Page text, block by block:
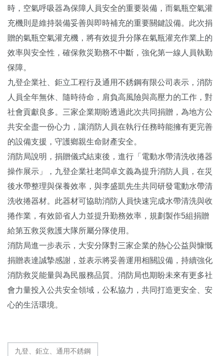
時，空氣呼吸器為保障人員安全的重要裝備，而氣瓶空氣灌
充機則是維持裝備妥善與即時補充的重要關鍵設備。此次捐
贈的氣瓶空氣灌充機，將有效提升分隊在氣瓶灌充作業上的
效率與安全性，確保救災勤務不中斷，強化第一線人員執勤
保障。
九登企業社、鉅立工程行及通用不銹鋼有限公司表示，消防
人員全年無休、隨時待命，肩負高風險與高壓力的工作，對
社會貢獻良多。三家企業期盼透過此次共同捐贈，為地方公
共安全盡一份心力，讓消防人員在執行任務時能擁有更完善
的設備支援，守護鄉親生命財產安全。
消防局說明，捐贈儀式結束後，進行「電動水帶清洗收捲器
操作展示」，九登企業社老闆卓文義為提升消防人員，在災
後水帶整理與保養效率，與李盛凱先生共同研發電動水帶清
洗收捲器材。此器材可協助消防人員快速完成水帶清洗與收
捲作業，有效節省人力並提升勤務效率，規劃製作5組捐贈
給第五救災救護大隊所屬分隊使用。
消防局進一步表示，大安分隊對三家企業的熱心公益與慷慨
捐贈表達誠摯感謝，並表示將妥善運用相關設備，持續強化
消防救災能量與為民服務品質。消防局也期盼未來有更多社
會力量投入公共安全領域，公私協力，共同打造更安全、安
心的生活環境。
九登、鉅立、通用不銹鋼